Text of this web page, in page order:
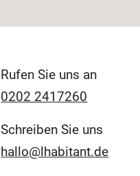
Rufen Sie uns an
0202 2417260
Schreiben Sie uns
hallo@lhabitant.de